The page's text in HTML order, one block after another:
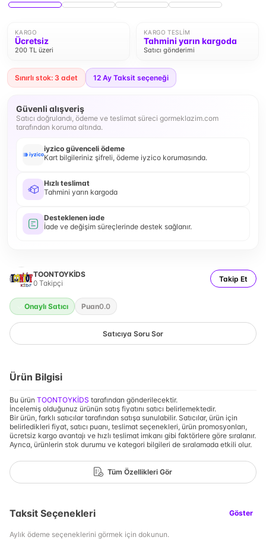
KARGO
Ücretsiz
200 TL üzeri
KARGO TESLIM
Tahmini yarın kargoda
Satıcı gönderimi
Sınırlı stok: 3 adet 12 Ay Taksit seçeneği
Güvenli alışveriş
Satıcı doğrulandı, ödeme ve teslimat süreci gormeklazim.com
tarafından koruma altında.
iyzico güvenceli ödeme
Kart bilgileriniz şifreli, ödeme iyzico korumasında.
Hızlı teslimat
Tahmini yarın kargoda
Desteklenen iade
İade ve değişim süreçlerinde destek sağlanır.
TOONTOYKİDS
0 Takipçi Takip Et
Onaylı Satıcı Puan0.0
Satıcıya Soru Sor
Ürün Bilgisi
Bu ürün TOONTOYKİDS tarafından gönderilecektir.
İncelemiş olduğunuz ürünün satış fiyatını satıcı belirlemektedir.
Bir ürün, farklı satıcılar tarafından satışa sunulabilir. Satıcılar, ürün için
belirledikleri fiyat, satıcı puanı, teslimat seçenekleri, ürün promosyonları,
ücretsiz kargo avantajı ve hızlı teslimat imkanı gibi faktörlere göre sıralanır.
Ayrıca, ürünlerin stok durumu ve kategori bilgileri de sıralamada etkili olur.
Tüm Özellikleri Gör
Taksit Seçenekleri Göster
Aylık ödeme seçeneklerini görmek için dokunun.